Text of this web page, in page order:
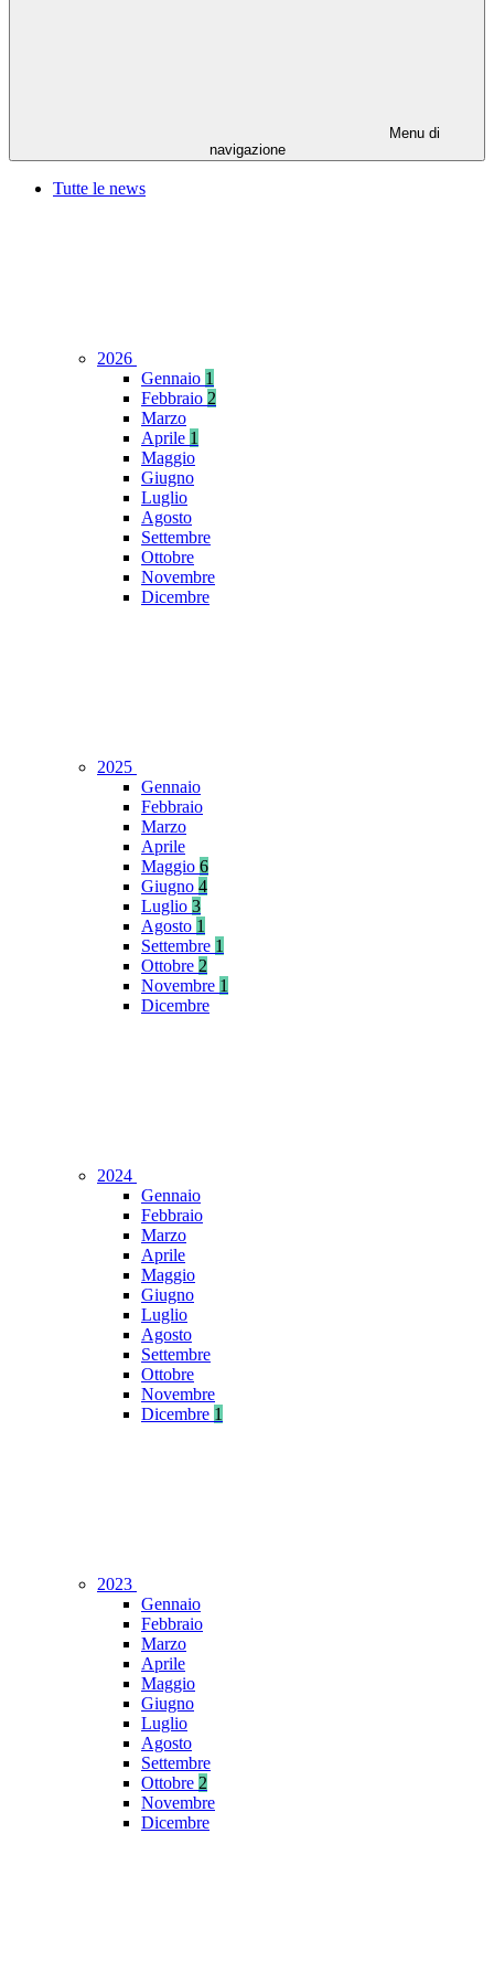
Menu di
navigazione
Tutte le news
2026
Gennaio 1
Febbraio 2
Marzo
Aprile 1
Maggio
Giugno
Luglio
Agosto
Settembre
Ottobre
Novembre
Dicembre
2025
Gennaio
Febbraio
Marzo
Aprile
Maggio 6
Giugno 4
Luglio 3
Agosto 1
Settembre 1
Ottobre 2
Novembre 1
Dicembre
2024
Gennaio
Febbraio
Marzo
Aprile
Maggio
Giugno
Luglio
Agosto
Settembre
Ottobre
Novembre
Dicembre 1
2023
Gennaio
Febbraio
Marzo
Aprile
Maggio
Giugno
Luglio
Agosto
Settembre
Ottobre 2
Novembre
Dicembre